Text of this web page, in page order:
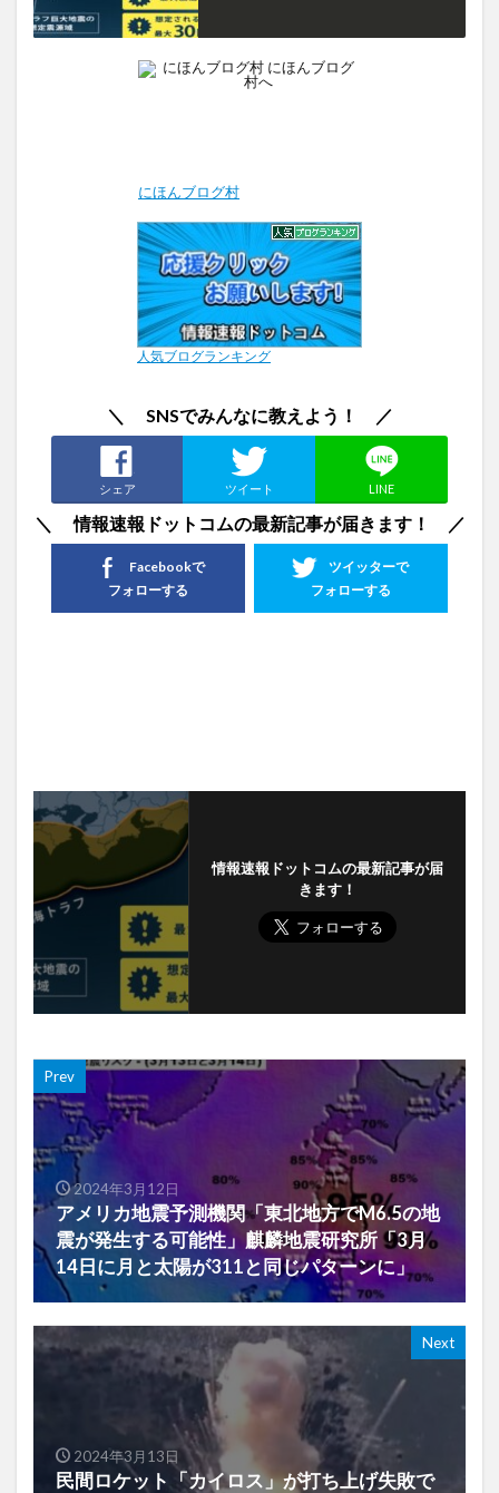
にほんブログ村
人気ブログランキング
＼ SNSでみんなに教えよう！ ／
シェア ツイート LINE
＼ 情報速報ドットコムの最新記事が届きます！ ／
ツイッターで
フォローする
Facebookで
フォローする
情報速報ドットコムの最新記事が届
きます！
Prev
2024年3月12日
アメリカ地震予測機関「東北地方でM6.5の地
震が発生する可能性」麒麟地震研究所「3月
14日に月と太陽が311と同じパターンに」
Next
2024年3月13日
民間ロケット「カイロス」が打ち上げ失敗で